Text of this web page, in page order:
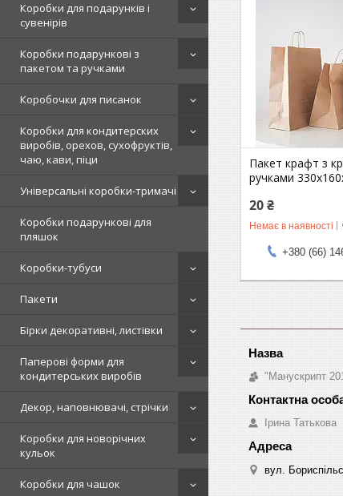
Коробки для подарунків і
сувенірів
Коробки подарункові з
пакетом та ручками
Коробочки для писанок
Коробки для кондитерских
виробів, орехов, сухофруктів,
чаю, кави, піци
Універсальні коробки-тримачі
Коробки подарункові для
пляшок
Коробки-тубуси
Пакети
Бірки декоративні, листівки
Паперові форми для
кондитерських виробів
Декор, наповнювачі, стрічки
Коробки для новорічних
кульок
Коробки для чашок
Пакет крафт з
ручками
20 ₴
Немає в наявності
+380 (66)
"Манускрипт
Ірина Татькова
вул.